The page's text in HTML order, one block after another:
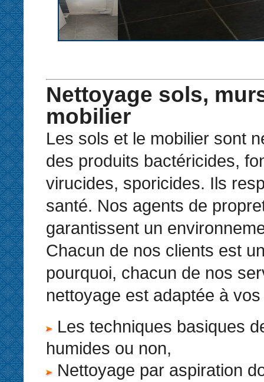
Nettoyage sols,
mobilier
Les sols et le mobilier sont
des produits bactéricides,
virucides, sporicides. Ils
santé. Nos agents de
garantissent un
Chacun de nos clients est
pourquoi, chacun de nos
nettoyage est adaptée à
Les techniques basiques
humides ou non,
Nettoyage par aspiration